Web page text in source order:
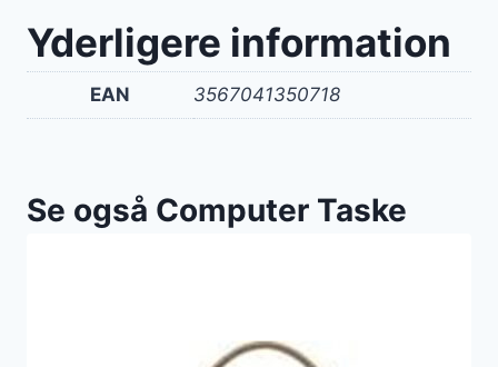
Yderligere information
EAN 3567041350718
Se også Computer Taske